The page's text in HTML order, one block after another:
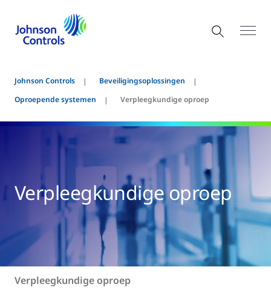
Johnson Controls
Beveiligingsoplossingen
Oproepende systemen
Verpleegkundige oproep
Verpleegkundige oproep
Verpleegkundige oproep